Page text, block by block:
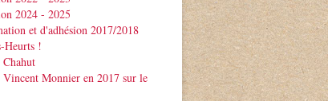
2024 - 2025
et d'adhésion 2017/2018
Heurts !
Vincent Monnier en 2017 sur le